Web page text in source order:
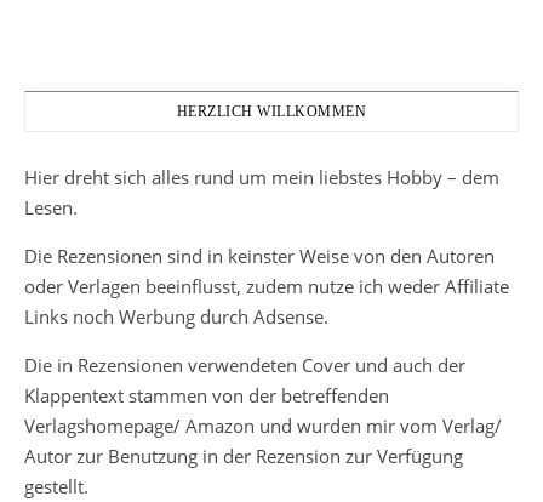
HERZLICH WILLKOMMEN
Hier dreht sich alles rund um mein liebstes Hobby – dem
Lesen.
Die Rezensionen sind in keinster Weise von den Autoren
oder Verlagen beeinflusst, zudem nutze ich weder Affiliate
Links noch Werbung durch Adsense.
Die in Rezensionen verwendeten Cover und auch der
Klappentext stammen von der betreffenden
Verlagshomepage/ Amazon und wurden mir vom Verlag/
Autor zur Benutzung in der Rezension zur Verfügung
gestellt.